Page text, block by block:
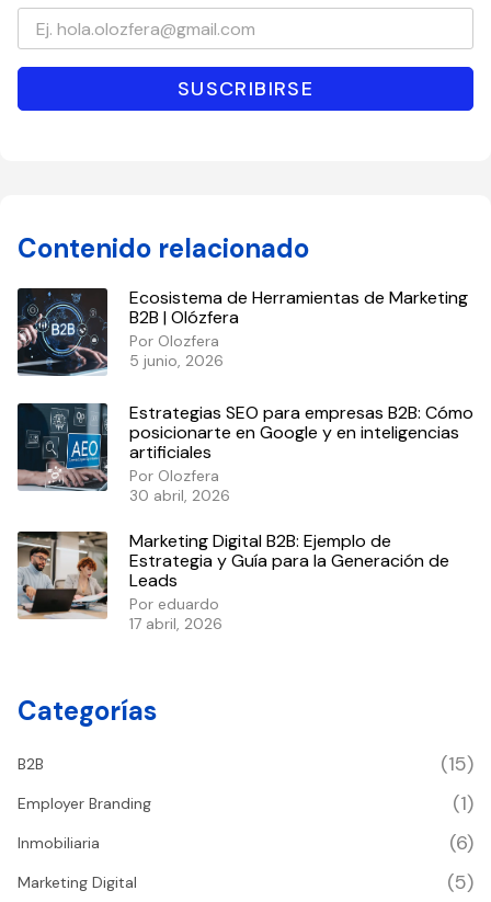
Contenido relacionado
Ecosistema de Herramientas de Marketing
B2B | Olózfera
Por Olozfera
5 junio, 2026
Estrategias SEO para empresas B2B: Cómo
posicionarte en Google y en inteligencias
artificiales
Por Olozfera
30 abril, 2026
Marketing Digital B2B: Ejemplo de
Estrategia y Guía para la Generación de
Leads
Por eduardo
17 abril, 2026
Categorías
B2B (15)
Employer Branding (1)
Inmobiliaria (6)
Marketing Digital (5)